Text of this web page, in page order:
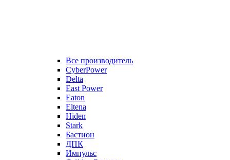
Все производитель
CyberPower
Delta
East Power
Eaton
Eltena
Hiden
Stark
Бастион
ДПК
Импульс